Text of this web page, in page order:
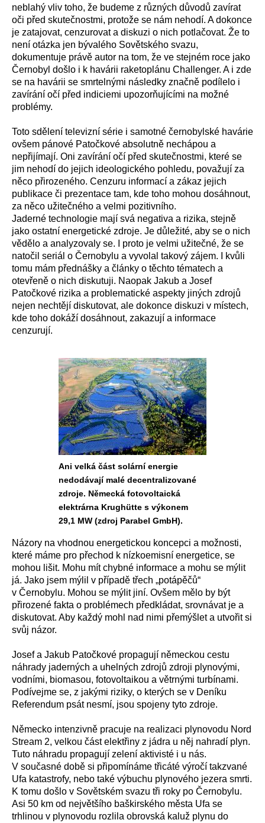
neblahý vliv toho, že budeme z různých důvodů zavírat
oči před skutečnostmi, protože se nám nehodí. A dokonce
je zatajovat, cenzurovat a diskuzi o nich potlačovat. Že to
není otázka jen bývalého Sovětského svazu,
dokumentuje právě autor na tom, že ve stejném roce jako
Černobyl došlo i k havárii raketoplánu Challenger. A i zde
se na havárii se smrtelnými následky značně podílelo i
zavírání očí před indiciemi upozorňujícími na možné
problémy.
Toto sdělení televizní série i samotné černobylské havárie
ovšem pánové Patočkové absolutně nechápou a
nepřijímají. Oni zavírání očí před skutečnostmi, které se
jim nehodí do jejich ideologického pohledu, považují za
něco přirozeného. Cenzuru informací a zákaz jejich
publikace či prezentace tam, kde toho mohou dosáhnout,
za něco užitečného a velmi pozitivního.
Jaderné technologie mají svá negativa a rizika, stejně
jako ostatní energetické zdroje. Je důležité, aby se o nich
vědělo a analyzovaly se. I proto je velmi užitečné, že se
natočil seriál o Černobylu a vyvolal takový zájem. I kvůli
tomu mám přednášky a články o těchto tématech a
otevřeně o nich diskutuji. Naopak Jakub a Josef
Patočkové rizika a problematické aspekty jiných zdrojů
nejen nechtějí diskutovat, ale dokonce diskuzi v místech,
kde toho dokáží dosáhnout, zakazují a informace
cenzurují.
Ani velká část solární energie
nedodávají malé decentralizované
zdroje. Německá fotovoltaická
elektrárna Krughütte s výkonem
29,1 MW (zdroj Parabel GmbH).
Názory na vhodnou energetickou koncepci a možnosti,
které máme pro přechod k nízkoemisní energetice, se
mohou lišit. Mohu mít chybné informace a mohu se mýlit
já. Jako jsem mýlil v případě třech „potápěčů“
v Černobylu. Mohou se mýlit jiní. Ovšem mělo by být
přirozené fakta o problémech předkládat, srovnávat je a
diskutovat. Aby každý mohl nad nimi přemýšlet a utvořit si
svůj názor.
Josef a Jakub Patočkové propagují německou cestu
náhrady jaderných a uhelných zdrojů zdroji plynovými,
vodními, biomasou, fotovoltaikou a větrnými turbínami.
Podívejme se, z jakými riziky, o kterých se v Deníku
Referendum psát nesmí, jsou spojeny tyto zdroje.
Německo intenzivně pracuje na realizaci plynovodu Nord
Stream 2, velkou část elektřiny z jádra u něj nahradí plyn.
Tuto náhradu propagují zelení aktivisté i u nás.
V současné době si připomínáme třicáté výročí takzvané
Ufa katastrofy, nebo také výbuchu plynového jezera smrti.
K tomu došlo v Sovětském svazu tři roky po Černobylu.
Asi 50 km od největšího baškirského města Ufa se
trhlinou v plynovodu rozlila obrovská kaluž plynu do